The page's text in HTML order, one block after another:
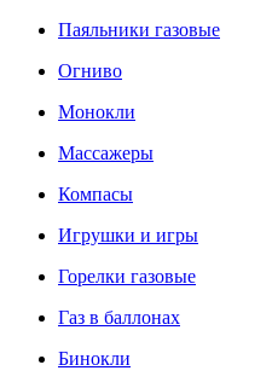
Паяльники газовые
Огниво
Монокли
Массажеры
Компасы
Игрушки и игры
Горелки газовые
Газ в баллонах
Бинокли